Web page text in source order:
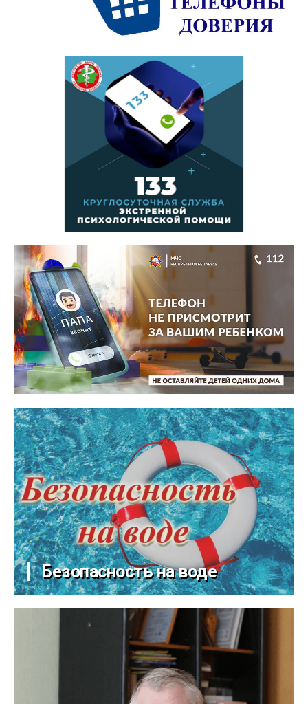
Безопасность на воде